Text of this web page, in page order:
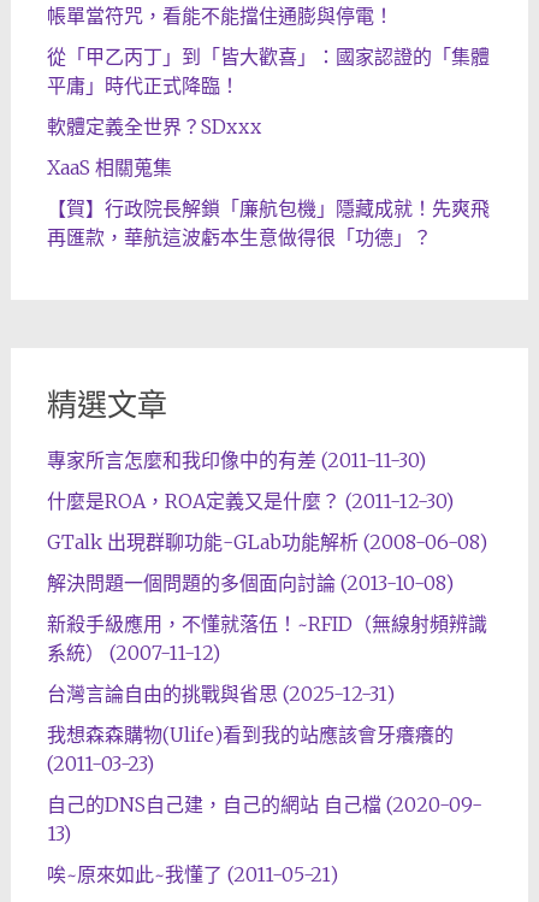
帳單當符咒，看能不能擋住通膨與停電！
從「甲乙丙丁」到「皆大歡喜」：國家認證的「集體
平庸」時代正式降臨！
軟體定義全世界？SDxxx
XaaS 相關蒐集
【賀】行政院長解鎖「廉航包機」隱藏成就！先爽飛
再匯款，華航這波虧本生意做得很「功德」？
精選文章
專家所言怎麼和我印像中的有差 (2011-11-30)
什麼是ROA，ROA定義又是什麼？ (2011-12-30)
GTalk 出現群聊功能-GLab功能解析 (2008-06-08)
解決問題一個問題的多個面向討論 (2013-10-08)
新殺手級應用，不懂就落伍！~RFID（無線射頻辨識
系統） (2007-11-12)
台灣言論自由的挑戰與省思 (2025-12-31)
我想森森購物(Ulife)看到我的站應該會牙癢癢的
(2011-03-23)
自己的DNS自己建，自己的網站 自己檔 (2020-09-
13)
唉~原來如此~我懂了 (2011-05-21)